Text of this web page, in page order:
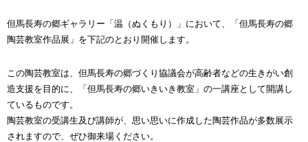
但馬長寿の郷ギャラリー「温（ぬくもり）」において、「但馬長寿の郷
陶芸教室作品展」を下記のとおり開催します。
この陶芸教室は、但馬長寿の郷づくり協議会が高齢者などの生きがい創
造支援を目的に、「但馬長寿の郷いきいき教室」の一講座として開講し
ているものです。
陶芸教室の受講生及び講師が、思い思いに作成した陶芸作品が多数展示
されますので、ぜひ御来場ください。